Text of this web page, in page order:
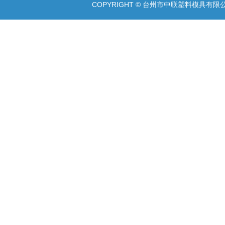
COPYRIGHT © 台州市中联塑料模具有限